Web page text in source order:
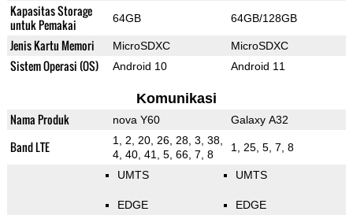
Kapasitas Storage
untuk Pemakai
64GB 64GB/128GB
Jenis Kartu Memori MicroSDXC MicroSDXC
Sistem Operasi (OS) Android 10 Android 11
Komunikasi
Nama Produk nova Y60 Galaxy A32
Band LTE
1, 2, 20, 26, 28, 3, 38,
4, 40, 41, 5, 66, 7, 8
1, 25, 5, 7, 8
UMTS
EDGE
UMTS
EDGE